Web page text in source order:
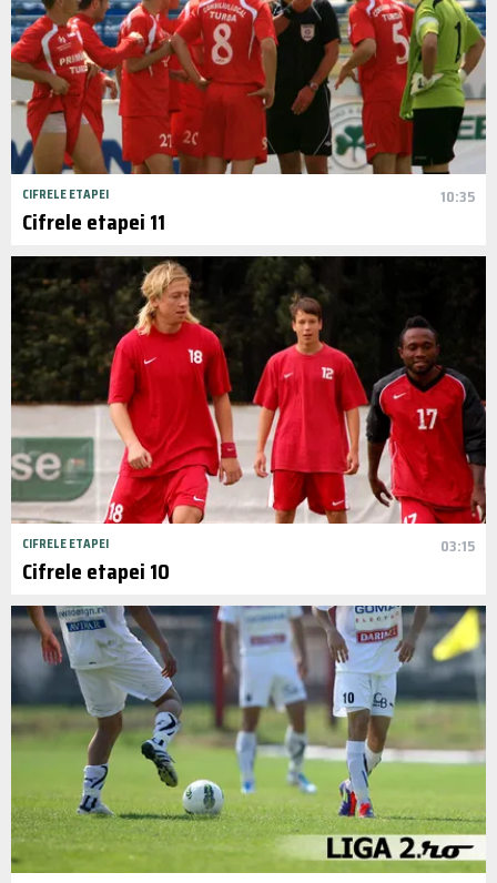
CIFRELE ETAPEI 10:35
Cifrele etapei 11
CIFRELE ETAPEI 03:15
Cifrele etapei 10